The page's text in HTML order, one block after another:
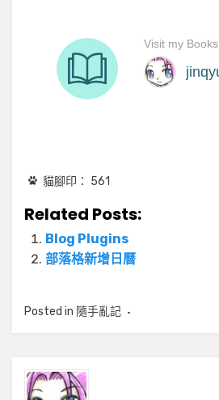
貓腳印： 561
Related Posts:
Blog Plugins
部落格新增日曆
Posted in 隨手亂記